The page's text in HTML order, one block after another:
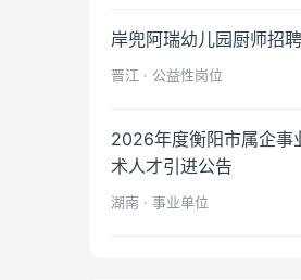
岸兜阿瑞幼儿园厨师招
晋江 · 公益性岗位
2026年度衡阳市属企事
术人才引进公告
湖南 · 事业单位